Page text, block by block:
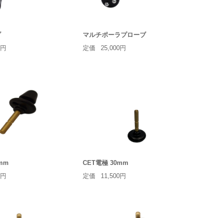
マルチポーラプローブ
定価
25,000円
CET電極 30mm
定価
11,500円